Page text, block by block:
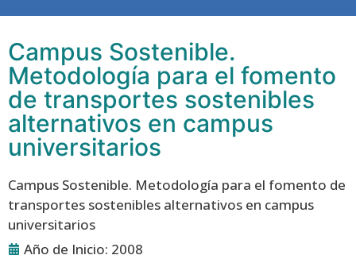
Campus Sostenible.
Metodología para el fomento
de transportes sostenibles
alternativos en campus
universitarios
Campus Sostenible. Metodología para el fomento de
transportes sostenibles alternativos en campus
universitarios
Año de Inicio: 2008